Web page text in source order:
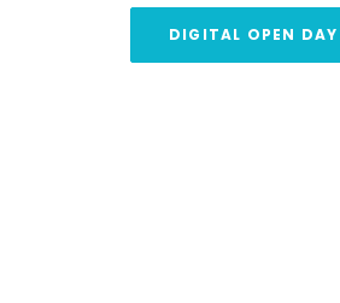
DIGITAL OPEN DAY